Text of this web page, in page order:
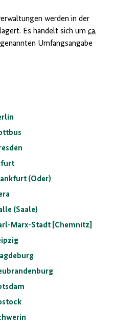
werden in der
Es handelt sich um ca.
Umfangsangabe
(Oder)
(Saale)
Marx-Stadt [Chemnitz]